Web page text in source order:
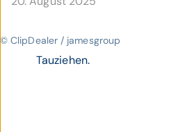
© ClipDealer / jamesgroup
Tauziehen.